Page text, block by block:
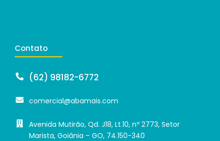
Contato
(62) 98182-6772
comercial@abamais.com
Avenida Mutirão, Qd. J18, Lt.10, nº 2773, Setor
Marista, Goiânia – GO, 74.150-340